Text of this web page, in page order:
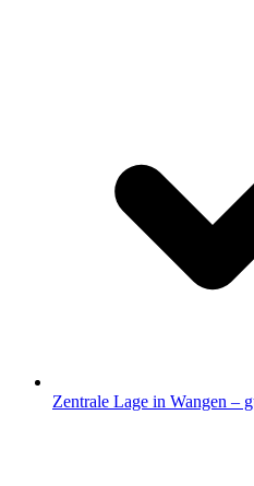
Zentrale Lage in Wangen –